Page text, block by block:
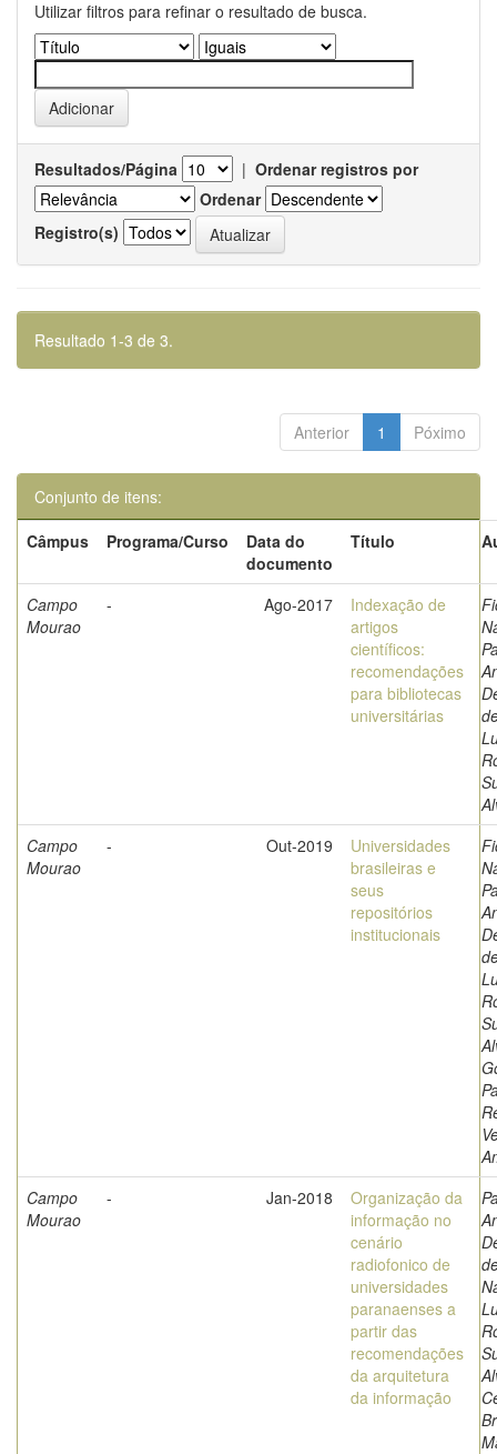
Utilizar filtros para refinar o resultado de busca.
Resultados/Página | Ordenar registros por
Ordenar
Registro(s)
Resultado 1-3 de 3.
Anterior 1 Póximo
Conjunto de itens:
Câmpus
Programa/Curso
Data do
documento
Título
Campo
Mourao
- Ago-2017
Indexação de
artigos
científicos:
recomendações
para bibliotecas
universitárias
Campo
Mourao
- Out-2019
Universidades
brasileiras e
seus
repositórios
institucionais
Campo
Mourao
- Jan-2018
Organização da
informação no
cenário
radiofonico de
universidades
paranaenses a
partir das
recomendações
da arquitetura
da informação